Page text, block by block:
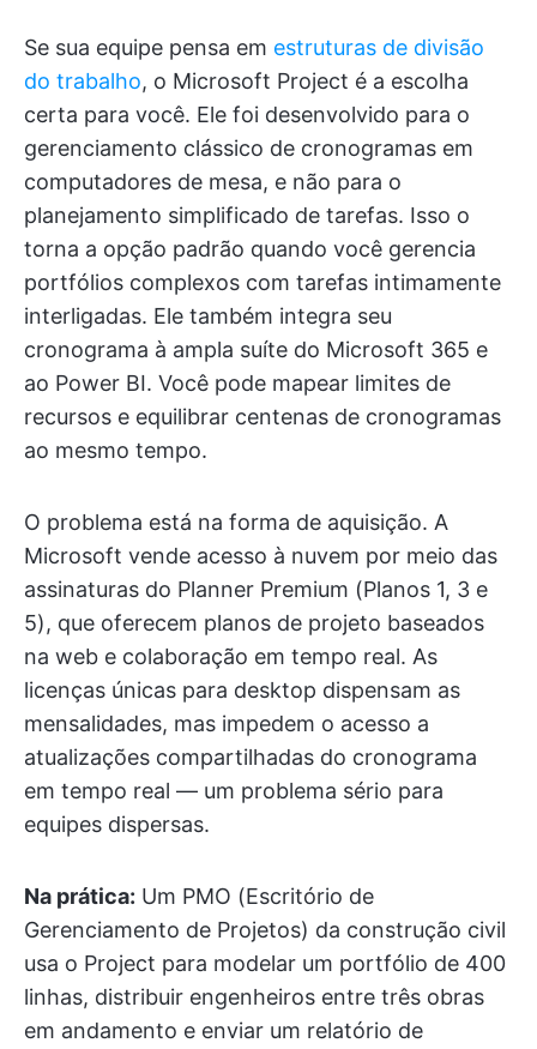
Se sua equipe pensa em estruturas de divisão
do trabalho, o Microsoft Project é a escolha
certa para você. Ele foi desenvolvido para o
gerenciamento clássico de cronogramas em
computadores de mesa, e não para o
planejamento simplificado de tarefas. Isso o
torna a opção padrão quando você gerencia
portfólios complexos com tarefas intimamente
interligadas. Ele também integra seu
cronograma à ampla suíte do Microsoft 365 e
ao Power BI. Você pode mapear limites de
recursos e equilibrar centenas de cronogramas
ao mesmo tempo.
O problema está na forma de aquisição. A
Microsoft vende acesso à nuvem por meio das
assinaturas do Planner Premium (Planos 1, 3 e
5), que oferecem planos de projeto baseados
na web e colaboração em tempo real. As
licenças únicas para desktop dispensam as
mensalidades, mas impedem o acesso a
atualizações compartilhadas do cronograma
em tempo real — um problema sério para
equipes dispersas.
Na prática: Um PMO (Escritório de
Gerenciamento de Projetos) da construção civil
usa o Project para modelar um portfólio de 400
linhas, distribuir engenheiros entre três obras
em andamento e enviar um relatório de